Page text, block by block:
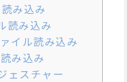
み込み
読み込み
イル読み込み
み込み
ェスチャー